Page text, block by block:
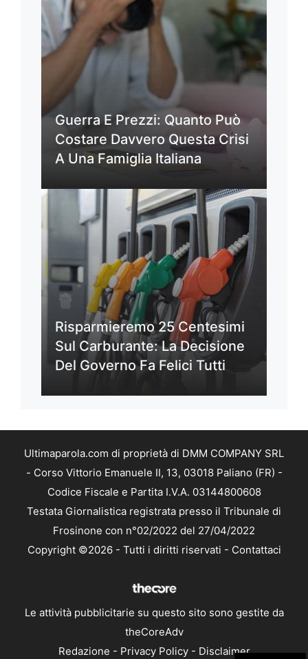
Guerra E Prezzi: Quanto Può
Costare Davvero Questa Crisi
A Una Famiglia Italiana
Risparmieremo 25 Centesimi
Sul Carburante: La Decisione
Del Governo Fa Felici Tutti
Ultimaparola.com di proprietà di DMM COMPANY SRL
- Corso Vittorio Emanuele II, 13, 03018 Paliano (FR) -
Codice Fiscale e Partita I.V.A. 03144800608
Testata Giornalistica registrata presso il Tribunale di
Frosinone con n°02/2022 del 27/04/2022
Copyright ©2026 - Tutti i diritti riservati - Contattaci
Le attività pubblicitarie su questo sito sono gestite da
theCoreAdv
Redazione - Privacy Policy- Disclaimer